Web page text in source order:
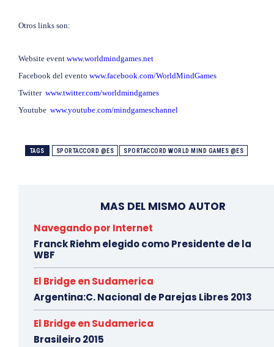
Otros links son:
Website event www.worldmindgames.net
Facebook del evento www.facebook.com/WorldMindGames
Twitter www.twitter.com/worldmindgames
Youtube www.youtube.com/mindgameschannel
TAGS SPORTACCORD @ES SPORTACCORD WORLD MIND GAMES @ES
MAS DEL MISMO AUTOR
Navegando por Internet
Franck Riehm elegido como Presidente de la
WBF
El Bridge en Sudamerica
Argentina:C. Nacional de Parejas Libres 2013
El Bridge en Sudamerica
Brasileiro 2015